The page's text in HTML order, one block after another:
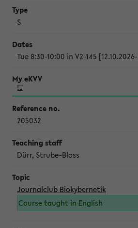
S
Tue 8:30-10:00 in V2-145
205032
Dürr, Strube-Bloss
Journalclub Biokybernetik
Course taught in English